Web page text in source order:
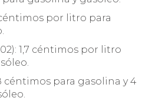
céntimos por litro para
1,7 céntimos por litro
céntimos para gasolina y 4